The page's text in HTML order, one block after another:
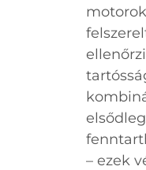
– ezek